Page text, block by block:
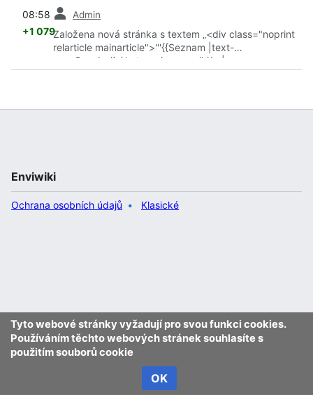
08:58 Admin
+1 079Založena nová stránka s textem „<div class="noprint
relarticle mainarticle">'''{{Seznam |text-
pre=Související kategorie: <nowiki/> |ns=
{{ns:Kategorie}} |{{{1|<noinclude>Šablony:Vnit…“
Tyto webové stránky vyžadují pro svou funkci cookies.
Používáním těchto webových stránek souhlasíte s
použitím souborů cookie
OK
Enviwiki
Ochrana osobních údajů Klasické